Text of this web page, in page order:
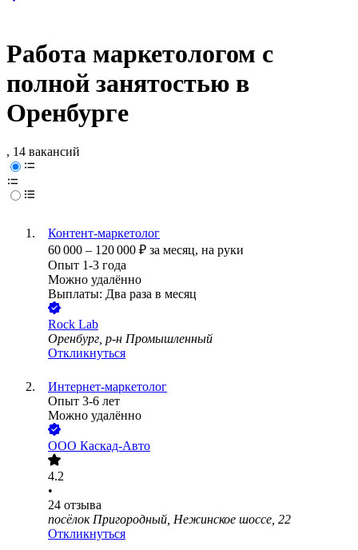
Работа маркетологом с
полной занятостью в
Оренбурге
, 14 вакансий
Контент-маркетолог
60 000 – 120 000 ₽ за месяц, на руки
Опыт 1-3 года
Можно удалённо
Выплаты: Два раза в месяц
Rock Lab
Оренбург, р-н Промышленный
Откликнуться
Интернет-маркетолог
Опыт 3-6 лет
Можно удалённо
ООО Каскад-Авто
4.2
•
24 отзыва
посёлок Пригородный, Нежинское шоссе, 22
Откликнуться